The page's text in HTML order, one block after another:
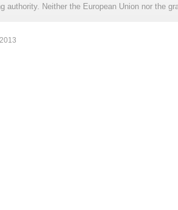
authority. Neither the European Union nor the